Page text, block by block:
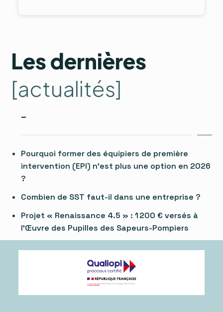
Les dernières
[actualités]
–
Pourquoi former des équipiers de première
intervention (EPI) n’est plus une option en 2026
?
Combien de SST faut-il dans une entreprise ?
Projet « Renaissance 4.5 » : 1 200 € versés à
l’Œuvre des Pupilles des Sapeurs-Pompiers